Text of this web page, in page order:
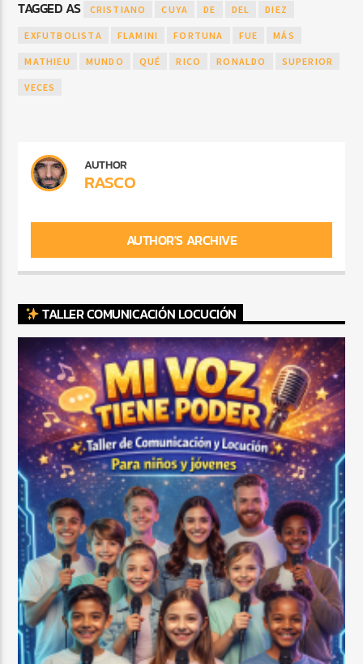
TAGGED AS CRISTIANO CUYA DE DEL DIEZ
EXFUTBOLISTA FLAMINI FORTUNA FUE MÁS
MATHIEU MUNDO QUÉ RICO RONALDO SUPERIOR
VECES
AUTHOR
RASCO
AUTHOR'S ARCHIVE
TALLER COMUNICACIÓN LOCUCIÓN